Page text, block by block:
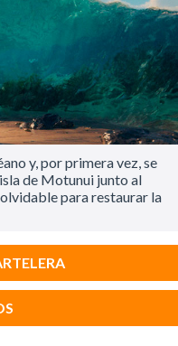
y, por primera vez, se
de Motunui junto al
para restaurar la